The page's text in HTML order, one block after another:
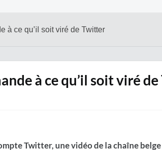
à ce qu’il soit viré de Twitter
à ce qu’il soit viré
Twitter, une vidéo de la chaîne belge